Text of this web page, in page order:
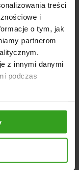
treści
i
o tym, jak
partnerom
z innymi danymi
podczas